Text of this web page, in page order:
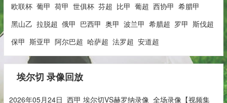
欧联杯 葡甲 荷甲 世俱杯 芬超 比甲 葡超 西协甲 希腊甲
黑山乙 拉脱超 俄甲 巴西甲 奥甲 波兰甲 希腊超 罗甲 斯伐超
保甲 斯亚甲 阿尔巴超 哈萨超 法罗超 安道超
埃尔切 录像回放
2026年05月24日_西甲 埃尔切VS赫罗纳录像_全场录像【视频集